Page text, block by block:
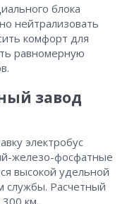
блока
нейтрализовать
комфорт для
равномерную
завод
электробус
железо-фосфатные
высокой удельной
службы. Расчетный
300 км.